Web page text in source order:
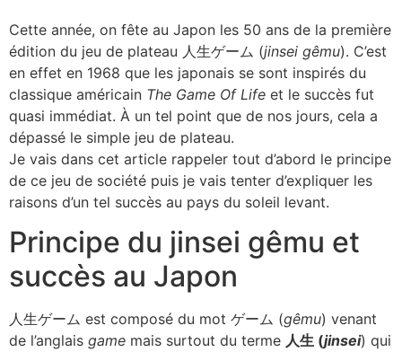
Cette année, on fête au Japon les 50 ans de la première
édition du jeu de plateau 人生ゲーム (jinsei gêmu). C’est
en effet en 1968 que les japonais se sont inspirés du
classique américain The Game Of Life et le succès fut
quasi immédiat. À un tel point que de nos jours, cela a
dépassé le simple jeu de plateau.
Je vais dans cet article rappeler tout d’abord le principe
de ce jeu de société puis je vais tenter d’expliquer les
raisons d’un tel succès au pays du soleil levant.
Principe du jinsei gêmu et
succès au Japon
人生ゲーム est composé du mot ゲーム (gêmu) venant
de l’anglais game mais surtout du terme 人生 (jinsei) qui